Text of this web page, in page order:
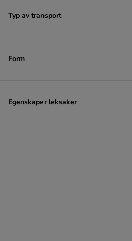
Typ av transport
Form
Egenskaper leksaker